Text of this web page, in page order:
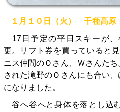
１月１０日（火） 千種高原
17日予定の平日スキーが、
更。リフト券を買っていると
ニス仲間のＯさん、Ｗさんた
された滝野のＯさんにも合い
になりました。
谷へ谷へと身体を落とし込